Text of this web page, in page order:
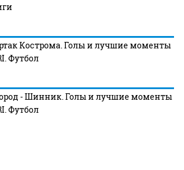
Кострома. Голы и лучшие моменты
Футбол
- Шинник. Голы и лучшие моменты
Футбол